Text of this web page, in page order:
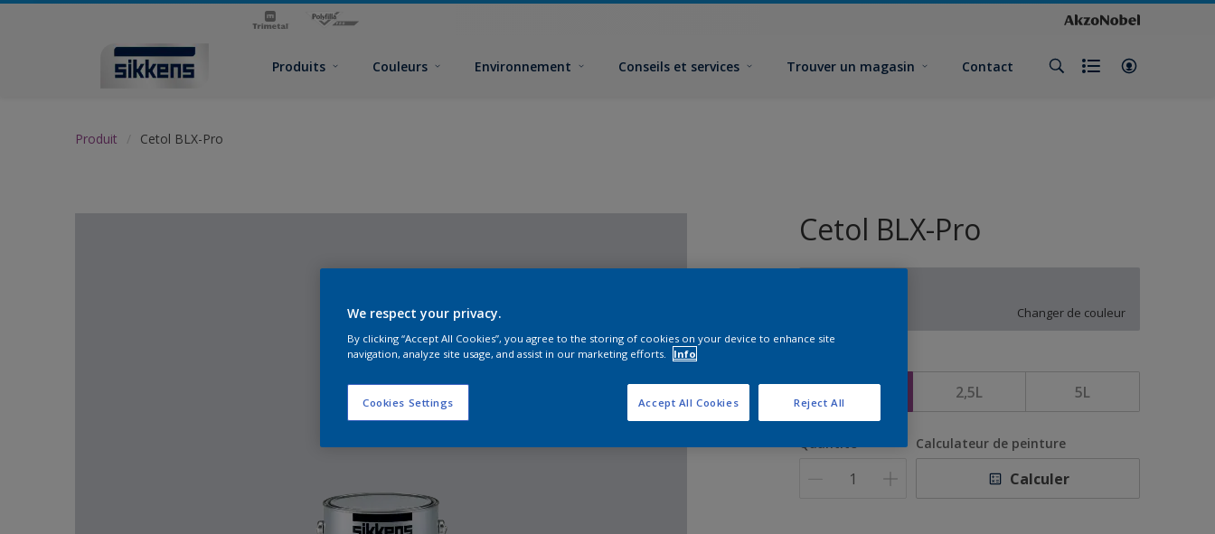
Produits Couleurs Environnement Conseils et services Trouver un magasin Contact
Produit Cetol BLX-Pro
Cetol BLX-Pro
Changer de couleur
2,5L 5L
Quantité Calculateur de peinture
Calculer
We respect your privacy.
By clicking “Accept All Cookies”, you agree to the storing of cookies on your device to enhance site
navigation, analyze site usage, and assist in our marketing efforts.
Info
Cookies Settings Reject All
Accept All Cookies